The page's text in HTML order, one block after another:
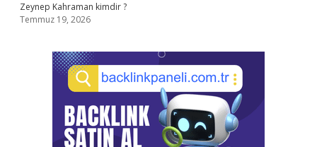
Zeynep Kahraman kimdir ?
Temmuz 19, 2026